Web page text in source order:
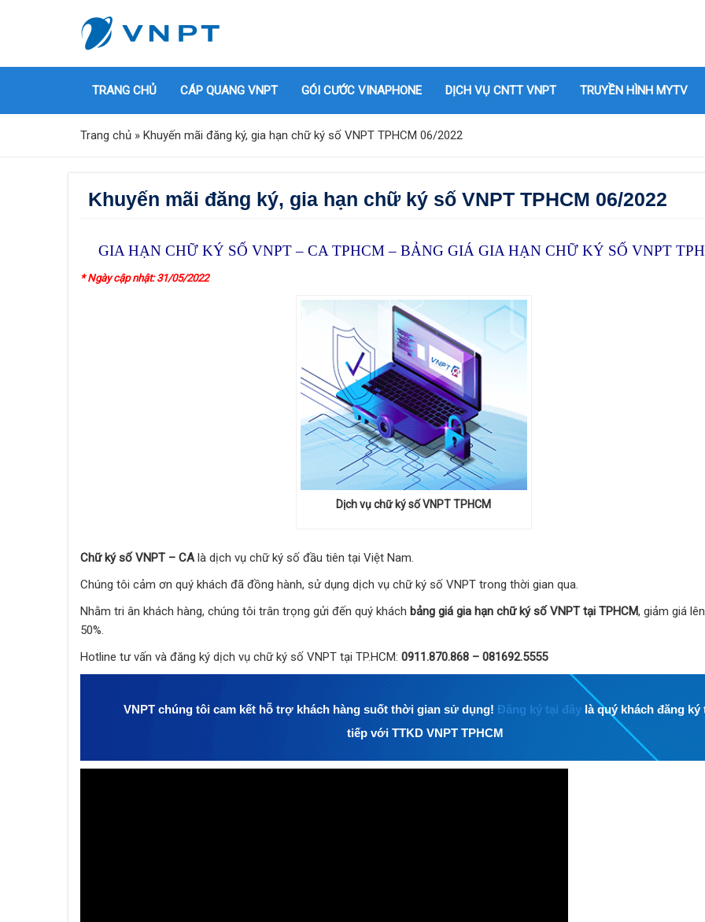
TRANG CHỦ CÁP QUANG VNPT GÓI CƯỚC VINAPHONE DỊCH VỤ CNTT VNPT TRUYỀN HÌNH MYTV
Trang chủ » Khuyến mãi đăng ký, gia hạn chữ ký số VNPT TPHCM 06/2022
Khuyến mãi đăng ký, gia hạn chữ ký số VNPT TPHCM 06/2022
GIA HẠN CHỮ KÝ SỐ VNPT – CA TPHCM – BẢNG GIÁ GIA HẠN CHỮ KÝ SỐ VNPT
* Ngày cập nhật: 31/05/2022
Dịch vụ chữ ký số VNPT TPHCM
Chữ ký số VNPT – CA là dịch vụ chữ ký số đầu tiên tại Việt Nam.
Chúng tôi cảm ơn quý khách đã đồng hành, sử dụng dịch vụ chữ ký số VNPT trong thời gian qua.
Nhằm tri ân khách hàng, chúng tôi trân trọng gửi đến quý khách bảng giá gia hạn chữ ký số VNPT tại TPHCM, giảm giá
50%.
Hotline tư vấn và đăng ký dịch vụ chữ ký số VNPT tại TP.HCM: 0911.870.868 – 081692.5555
VNPT chúng tôi cam kết hỗ trợ khách hàng suốt thời gian sử dụng!Đăng ký tại đây là quý khách đăng
tiếp với TTKD VNPT TPHCM